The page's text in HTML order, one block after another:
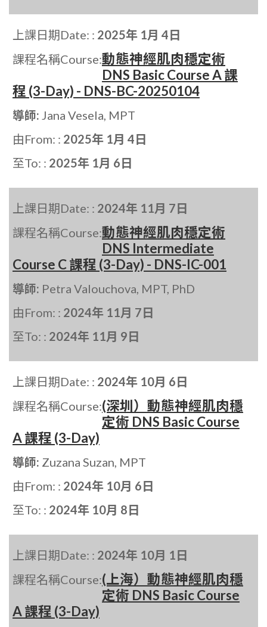
上課日期Date: : 2025年 1月 4日
課程名稱Course:動態神經肌肉穩定術
DNS Basic Course A 課
程 (3-Day) - DNS-BC-20250104
導師: Jana Vesela, MPT
由From: : 2025年 1月 4日
至To: : 2025年 1月 6日
上課日期Date: : 2024年 11月 7日
課程名稱Course:動態神經肌肉穩定術
DNS Intermediate
Course C 課程 (3-Day) - DNS-IC-001
導師: Petra Valouchova, MPT, PhD
由From: : 2024年 11月 7日
至To: : 2024年 11月 9日
上課日期Date: : 2024年 10月 6日
課程名稱Course:(深圳）動態神經肌肉穩
定術 DNS Basic Course
A 課程 (3-Day)
導師: Zuzana Suzan, MPT
由From: : 2024年 10月 6日
至To: : 2024年 10月 8日
上課日期Date: : 2024年 10月 1日
課程名稱Course:(上海）動態神經肌肉穩
定術 DNS Basic Course
A 課程 (3-Day)